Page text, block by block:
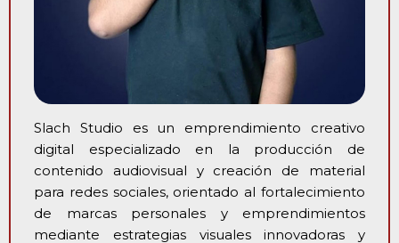
Slach Studio es un emprendimiento creativo
digital especializado en la producción de
contenido audiovisual y creación de material
para redes sociales, orientado al fortalecimiento
de marcas personales y emprendimientos
mediante estrategias visuales innovadoras y